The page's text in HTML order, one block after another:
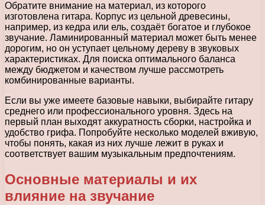
Обратите внимание на материал, из которого
изготовлена гитара. Корпус из цельной древесины,
например, из кедра или ель, создаёт богатое и глубокое
звучание. Ламинированный материал может быть менее
дорогим, но он уступает цельному дереву в звуковых
характеристиках. Для поиска оптимального баланса
между бюджетом и качеством лучше рассмотреть
комбинированные варианты.
Если вы уже имеете базовые навыки, выбирайте гитару
среднего или профессионального уровня. Здесь на
первый план выходят аккуратность сборки, настройка и
удобство грифа. Попробуйте несколько моделей вживую,
чтобы понять, какая из них лучше лежит в руках и
соответствует вашим музыкальным предпочтениям.
Основные материалы и их
влияние на звучание